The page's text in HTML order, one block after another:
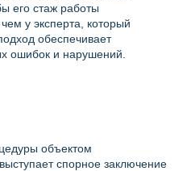
его стаж работы
у эксперта, который
обеспечивает
ошибок и нарушений.
объектом
спорное заключение